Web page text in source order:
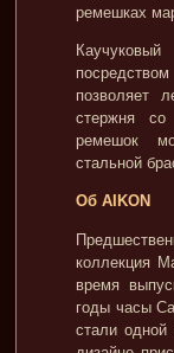
ремешках
позволяет
стержня
ремешок
стальной
Об AIKON
коллекция
время
годы часы
стали